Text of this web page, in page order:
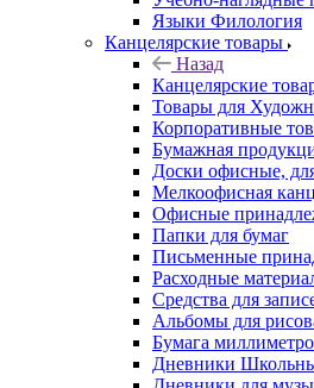
Языки Филология
Канцелярские товары
Назад
Канцелярские
Товары для
Корпоративные
Бумажная
Доски офисные,
Мелкоофисная
Офисные
Папки для бумаг
Письменные
Расходные
Средства для
Альбомы для
Бумага
Дневники